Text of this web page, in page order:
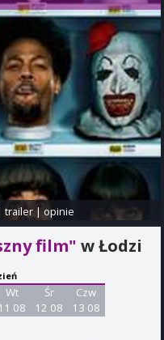
trailer |opinie
film" w Łodzi
Wt
11 08
Śr
12 08
Czw
13 08